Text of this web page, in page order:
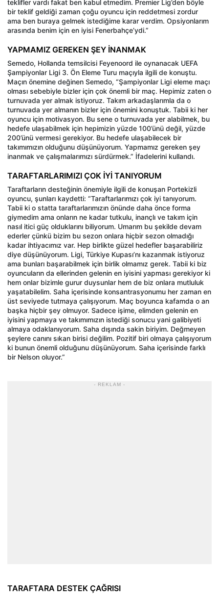
teklifler vardı fakat ben kabul etmedim. Premier Lig’den böyle
bir teklif geldiği zaman çoğu oyuncu için reddetmesi zordur
ama ben buraya gelmek istediğime karar verdim. Opsiyonlarım
arasında benim için en iyisi Fenerbahçe’ydi.”
YAPMAMIZ GEREKEN ŞEY İNANMAK
Semedo, Hollanda temsilcisi Feyenoord ile oynanacak UEFA
Şampiyonlar Ligi 3. Ön Eleme Turu maçıyla ilgili de konuştu.
Maçın önemine değinen Semedo, “Şampiyonlar Ligi eleme maçı
olması sebebiyle bizler için çok önemli bir maç. Hepimiz zaten o
turnuvada yer almak istiyoruz. Takım arkadaşlarımla da o
turnuvada yer almanın bizler için önemini konuştuk. Tabii ki her
oyuncu için motivasyon. Bu sene o turnuvada yer alabilmek, bu
hedefe ulaşabilmek için hepimizin yüzde 100’ünü değil, yüzde
200’ünü vermesi gerekiyor. Bu hedefe ulaşabilecek bir
takımımızın olduğunu düşünüyorum. Yapmamız gereken şey
inanmak ve çalışmalarımızı sürdürmek.” İfadelerini kullandı.
TARAFTARLARIMIZI ÇOK İYİ TANIYORUM
Taraftarların desteğinin önemiyle ilgili de konuşan Portekizli
oyuncu, şunları kaydetti: “Taraftarlarımızı çok iyi tanıyorum.
Tabii ki o statta taraftarlarımızın önünde daha önce forma
giymedim ama onların ne kadar tutkulu, inançlı ve takım için
nasıl itici güç olduklarını biliyorum. Umarım bu şekilde devam
ederler çünkü bizim bu sezon onlara hiçbir sezon olmadığı
kadar ihtiyacımız var. Hep birlikte güzel hedefler başarabiliriz
diye düşünüyorum. Ligi, Türkiye Kupası’nı kazanmak istiyoruz
ama bunları başarabilmek için birlik olmamız gerek. Tabii ki biz
oyuncuların da ellerinden gelenin en iyisini yapması gerekiyor ki
hem onlar bizimle gurur duysunlar hem de biz onlara mutluluk
yaşatabilelim. Saha içerisinde konsantrasyonumu her zaman en
üst seviyede tutmaya çalışıyorum. Maç boyunca kafamda o an
başka hiçbir şey olmuyor. Sadece işime, elimden gelenin en
iyisini yapmaya ve takımımızın istediği sonucu yani galibiyeti
almaya odaklanıyorum. Saha dışında sakin biriyim. Değmeyen
şeylere canını sıkan birisi değilim. Pozitif biri olmaya çalışıyorum
ki bunun önemli olduğunu düşünüyorum. Saha içerisinde farklı
bir Nelson oluyor.”
- REKLAM -
TARAFTARA DESTEK ÇAĞRISI